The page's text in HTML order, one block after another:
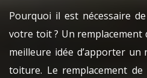
Pourquoi il est nécessaire
votre toit ? Un
meilleure idée d’apporter
toiture. Le remplacement